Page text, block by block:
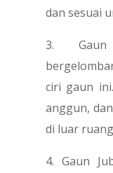
dan sesuai
3. Gaun
ciri gaun
anggun,
di luar
4. Gaun